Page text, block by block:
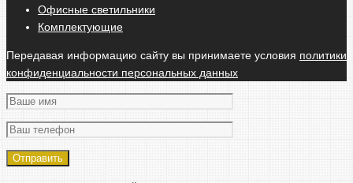
Офисные светильники
Комплектующие
Передавая информацию сайту вы принимаете условия политики
конфиденциальности персональных данных